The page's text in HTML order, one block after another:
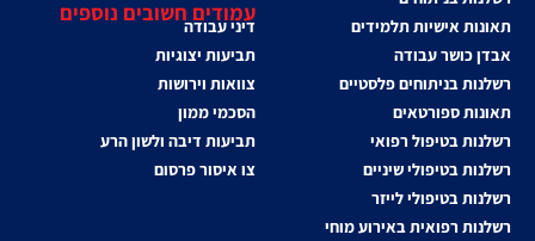
תאונות אישיות תלמידים
אבדן כושר עבודה
רשלנות בניתוחים פלסטיים
תאונות ספורטאים
רשלנות בטיפול רפואי
רשלנות בטיפולי שיניים
רשלנות בטיפולי לייזר
רשלנות רפואית באירוע מוחי
עמודים חשובים נוספים
דיני עבודה
תביעות יצוגיות
צוואות וירושות
הסכמי ממון
תביעות דיבה ולשון הרע
צו איסור פרסום